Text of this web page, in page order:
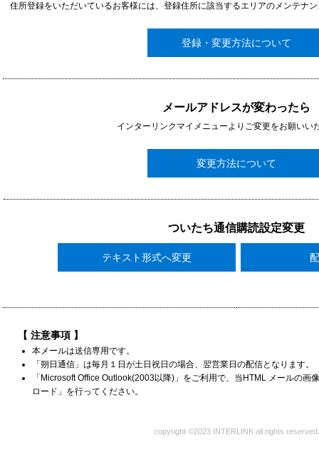
住所登録をいただいているお客様には、登録住所に該当するエリアのメンテナ
登録・変更方法について
メールアドレスが変わったら
インターリンクマイメニューよりご変更をお願いい
変更方法について
ついたち通信購読設定変更
テキスト形式へ変更
【 注意事項 】
本メールは送信専用です。
「朔日通信」は毎月１日が土日祝日の場合、翌営業日の配信となります。
「Microsoft Office Outlook(2003以降)」をご利用で、当HTML メールの画
ロード」を行ってください。
copyright ©︎2023 INTERLINK all rights reserved.